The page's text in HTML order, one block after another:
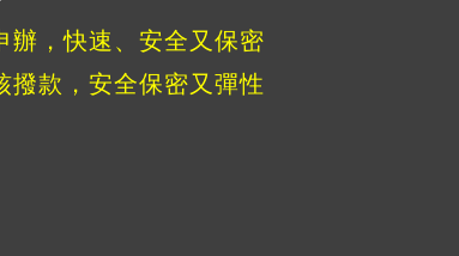
辦，快速、安全又保密
撥款，安全保密又彈性